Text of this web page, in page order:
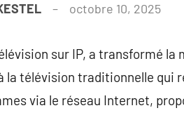
octobre 10, 2025
sur IP, a transformé
la télévision traditionnelle qui
via le réseau Internet,